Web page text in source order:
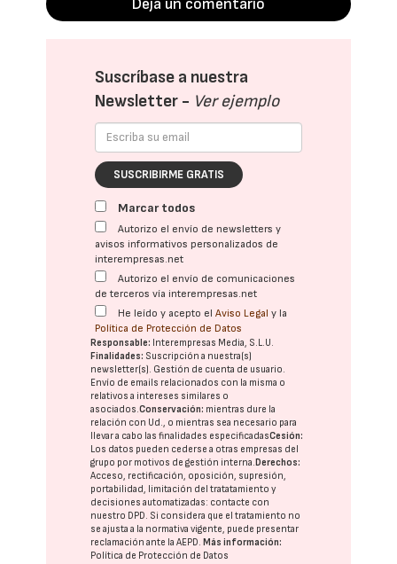
Suscríbase a nuestra
Newsletter - Ver ejemplo
SUSCRIBIRME GRATIS
Marcar todos
Autorizo el envío de newsletters y
avisos informativos personalizados de
interempresas.net
Autorizo el envío de comunicaciones
de terceros vía interempresas.net
He leído y acepto elAviso Legal y la
Política de Protección de Datos
Responsable: Interempresas Media, S.L.U.
Finalidades: Suscripción a nuestra(s)
newsletter(s). Gestión de cuenta de usuario.
Envío de emails relacionados con la misma o
relativos a intereses similares o
asociados.Conservación: mientras dure la
relación con Ud., o mientras sea necesario para
llevar a cabo las finalidades especificadasCesión:
Los datos pueden cederse a otras empresas del
grupo por motivos de gestión interna.Derechos:
Acceso, rectificación, oposición, supresión,
portabilidad, limitación del tratatamiento y
decisiones automatizadas: contacte con
nuestro DPD . Si considera que el tratamiento no
se ajusta a la normativa vigente, puede presentar
reclamación ante laAEPD .Más información:
Política de Protección de Datos